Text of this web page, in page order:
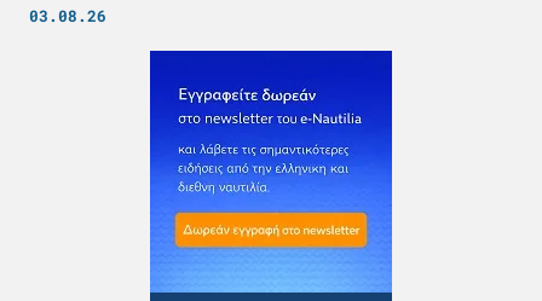
03.08.26